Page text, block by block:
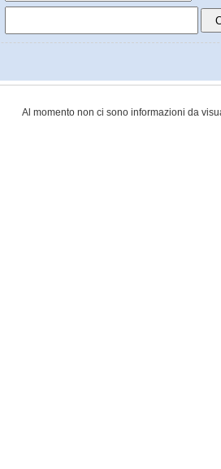
Al momento non ci sono informazioni da